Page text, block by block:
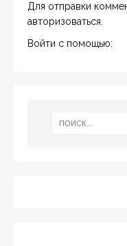
Для отправки
авторизоваться
Войти с помощью: